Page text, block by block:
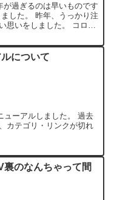
過ぎるのは早いものです
した。 昨年、うっかり注
思いをしました。 コロワ
について
ューアルしました。 過去
カテゴリ・リンクが切れ
裏のなんちゃって間